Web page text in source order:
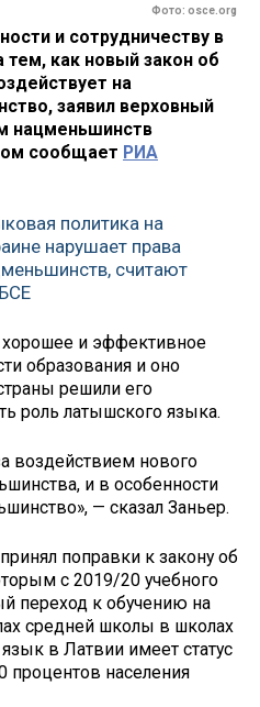
Фото: osce.org
и сотрудничеству в
тем, как новый закон об
на
заявил верховный
нацменьшинств
сообщает РИА
политика на
нарушает права
считают
хорошее и эффективное
образования и оно
решили его
роль латышского языка.
воздействием нового
и в особенности
— сказал Заньер.
поправки к закону об
с 2019/20 учебного
переход к обучению на
средней школы в школах
в Латвии имеет статус
процентов населения